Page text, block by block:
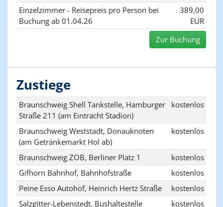
Einzelzimmer - Reisepreis pro Person bei
Buchung ab 01.04.26
389,00
EUR
Zur Buchung
Zustiege
Braunschweig Shell Tankstelle, Hamburger
Straße 211 (am Eintracht Stadion)
kostenlos
Braunschweig Weststadt, Donauknoten
(am Getränkemarkt Hol ab)
kostenlos
Braunschweig ZOB, Berliner Platz 1
kostenlos
Gifhorn Bahnhof, Bahnhofstraße
kostenlos
Peine Esso Autohof, Heinrich Hertz Straße
kostenlos
Salzgitter-Lebenstedt, Bushaltestelle
kostenlos